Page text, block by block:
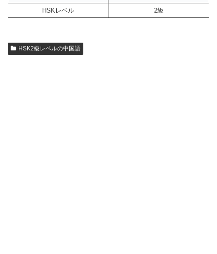
HSKレベル
2級
HSK2級レベルの中国語